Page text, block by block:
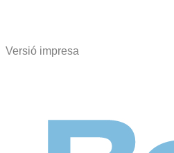
Versió impresa